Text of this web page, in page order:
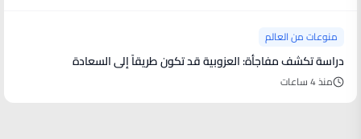
منوعات من العالم
دراسة تكشف مفاجأة: العزوبية قد تكون طريقاً إلى السعادة
منذ 4 ساعات